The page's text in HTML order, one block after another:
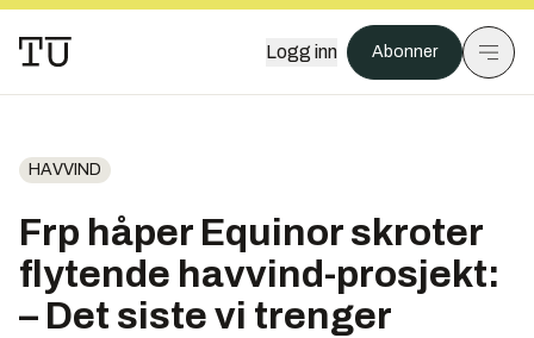
Logg inn Abonner
HAVVIND
Frp håper Equinor skroter
flytende havvind-prosjekt:
– Det siste vi trenger